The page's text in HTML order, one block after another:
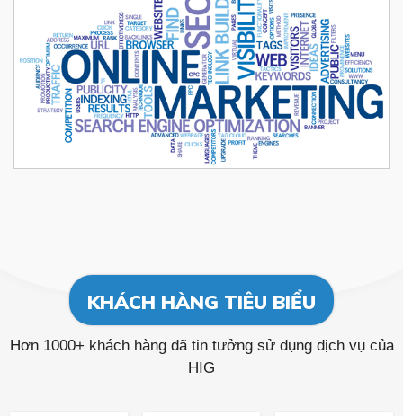
KHÁCH HÀNG TIÊU BIỂU
Hơn 1000+ khách hàng đã tin tưởng sử dụng dịch vụ của
HIG